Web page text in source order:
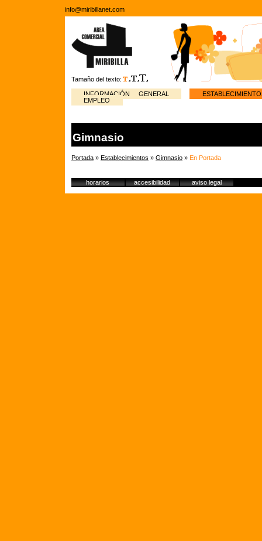
info@miribillanet.com
Tamaño del texto:
INFORMACIÓN GENERAL
EMPLEO
Gimnasio
Portada » Establecimientos » Gimnasio » En Portada
horarios accesibilidad aviso legal